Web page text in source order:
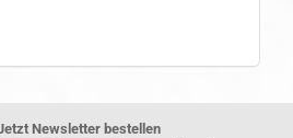
Newsletter bestellen